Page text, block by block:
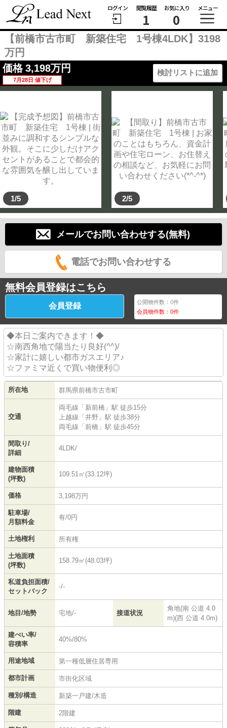
ログイン 閲覧履歴
1
お気に入り
0
メニュー
【前橋市古市町 新築住宅 1号棟4LDK】3198
万円
価格 3,198万円
7月28日 値下げ
検討リストに追加
1/5 2/5
メールでお問い合わせする(無料)
電話でお問い合わせする
無料会員登録はこちら
会員登録 公開物件数：0件
会員物件数：0件
◆本日ご案内できます！◆
☆南西角地で陽当たり良好(^^)/
☆家計に嬉しい都市ガスエリア♪
☆ファミマ近くで買い物便利◎
所在地 群馬県前橋市古市町
交通
両毛線 「 新前橋 」駅 徒歩15分
上越線 「 井野 」駅 徒歩38分
両毛線 「 前橋 」駅 徒歩45分
間取り/
詳細
4LDK/
建物面積
(坪数)
109.51㎡(33.12坪)
価格 3,198万円
駐車場/
月額料金
有/0円
土地権利 所有権
土地面積
(坪数)
158.79㎡(48.03坪)
私道負担面積/
セットバック
-/-
地目/地勢 宅地/- 接道状況
角地(南 公道 4.0
m)(西 公道 4.0m)
建ぺい率/
容積率
40%/80%
用途地域 第一種低層住居専用
都市計画 市街化区域
種別/構造 新築一戸建/木造
階建 2階建